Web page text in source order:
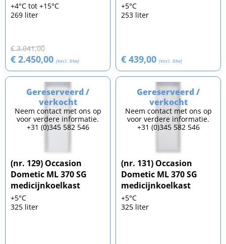
+4°C tot +15°C
269 liter
€ 3.041,00
€ 2.450,00 (excl. btw)
+5°C
253 liter
€ 439,00 (excl. btw)
Gereserveerd /
verkocht
Neem contact met ons op
voor verdere informatie.
+31 (0)345 582 546
(nr. 129) Occasion
Dometic ML 370 SG
medicijnkoelkast
+5°C
325 liter
Gereserveerd /
verkocht
Neem contact met ons op
voor verdere informatie.
+31 (0)345 582 546
(nr. 131) Occasion
Dometic ML 370 SG
medicijnkoelkast
+5°C
325 liter